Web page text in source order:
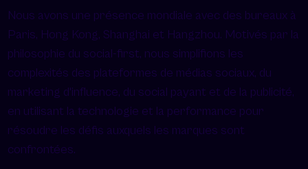
Nous avons une présence mondiale avec des bureaux à
Paris, Hong Kong, Shanghai et Hangzhou. Motivés par la
philosophie du social-first, nous simplifions les
complexités des plateformes de médias sociaux, du
marketing d'influence, du social payant et de la publicité,
en utilisant la technologie et la performance pour
résoudre les défis auxquels les marques sont
confrontées.